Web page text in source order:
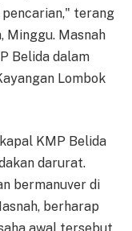
terang
Minggu. Masnah
Belida dalam
Lombok
KMP Belida
darurat.
bermanuver di
berharap